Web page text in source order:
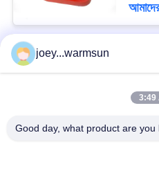
joey...warmsun
3:49
Good day, what product are you